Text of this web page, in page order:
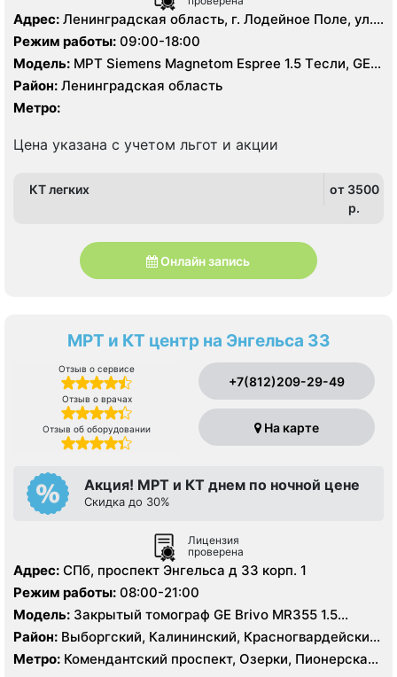
Адрес: Ленинградская область, г. Лодейное Поле, ул.
Гагарина, д. 1
Режим работы: 09:00-18:00
Модель: МРТ Siemens Magnetom Espree 1.5 Tесли, GE
BrightSpeed 16 срезов, УЗИ аппарат, Рентген
Район: Ленинградская область
Метро:
Цена указана с учетом льгот и акции
КТ легких
от 3500
p.
Онлайн запись
МРТ и КТ центр на Энгельса 33
Отзыв о сервисе
Отзыв о врачах
Отзыв об оборудовании
+7(812)209-29-49
На карте
Акция! МРТ и КТ днем по ночной цене
Скидка до 30%
Лицензия
проверена
Адрес: СПб, проспект Энгельса д 33 корп. 1
Режим работы: 08:00-21:00
Модель: Закрытый томограф GE Brivo MR355 1.5
Тесла, КТ GЕ Healthcare Brightspeed 16 срезов, УЗИ
экспертного класса
Район: Выборгский, Калининский, Красногвардейский,
Ленинградская область, Петроградский, Приморский
Метро: Комендантский проспект, Озерки, Пионерская,